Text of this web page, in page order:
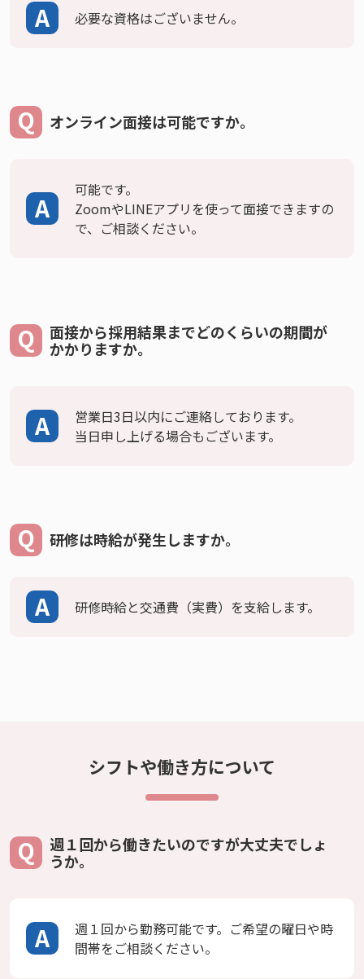
必要な資格はございません。
オンライン面接は可能ですか。
可能です。
ZoomやLINEアプリを使って面接できますの
で、ご相談ください。
面接から採用結果までどのくらいの期間が
かかりますか。
営業日3日以内にご連絡しております。
当日申し上げる場合もございます。
研修は時給が発生しますか。
研修時給と交通費（実費）を支給します。
シフトや働き方について
週１回から働きたいのですが大丈夫でしょ
うか。
週１回から勤務可能です。ご希望の曜日や時
間帯をご相談ください。